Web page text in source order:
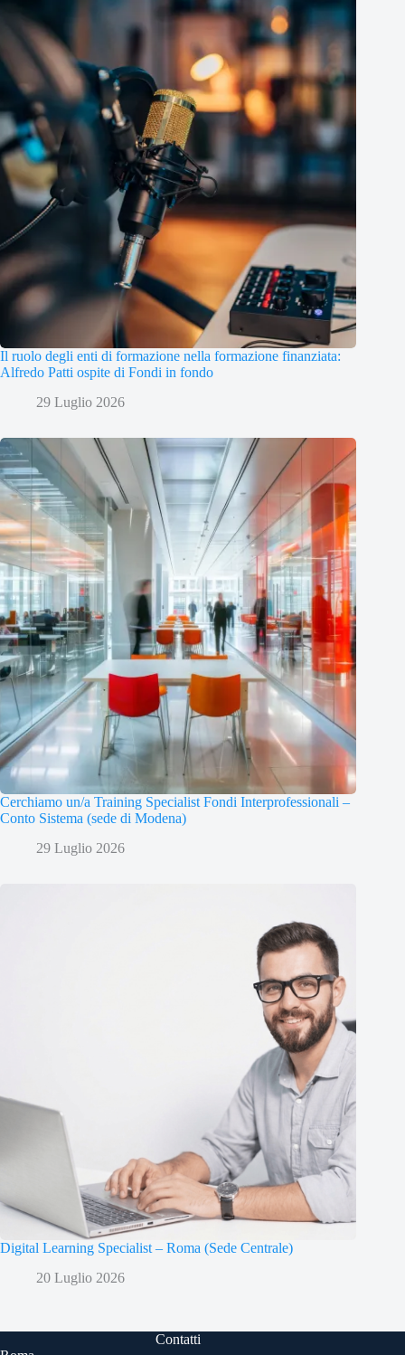
Il ruolo degli enti di formazione nella formazione finanziata:
Alfredo Patti ospite di Fondi in fondo
29 Luglio 2026
Cerchiamo un/a Training Specialist Fondi Interprofessionali –
Conto Sistema (sede di Modena)
29 Luglio 2026
Digital Learning Specialist – Roma (Sede Centrale)
20 Luglio 2026
Contatti